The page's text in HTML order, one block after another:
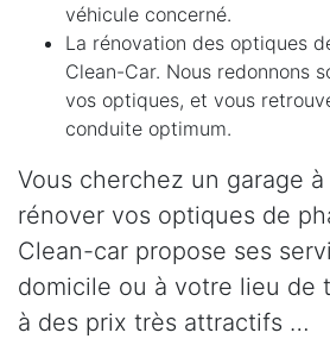
véhicule concerné.
La rénovation des optiques
Clean-Car. Nous redonnons
vos optiques, et vous
conduite optimum.
Vous cherchez un garage
rénover vos optiques de
Clean-car propose ses
domicile ou à votre lieu de
à des prix très attractifs …